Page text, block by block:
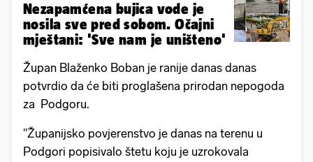
Nezapamćena bujica vode je
nosila sve pred sobom. Očajni
mještani: 'Sve nam je uništeno'
Župan Blaženko Boban je ranije danas danas
potvrdio da će biti proglašena prirodan nepogoda
za Podgoru.
"Županijsko povjerenstvo je danas na terenu u
Podgori popisivalo štetu koju je uzrokovala